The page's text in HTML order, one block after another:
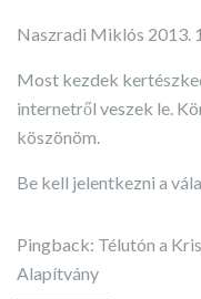
Naszradi Miklós 2013.
Most kezdek
internetről veszek le.
köszönöm.
Be kell jelentkezni a
Pingback: Télutón a
Alapítvány